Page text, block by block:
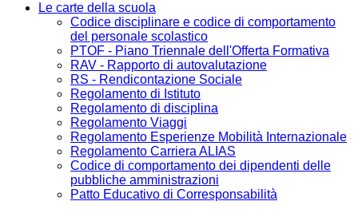
Le carte della scuola
Codice disciplinare e codice di comportamento
del personale scolastico
PTOF - Piano Triennale dell'Offerta Formativa
RAV - Rapporto di autovalutazione
RS - Rendicontazione Sociale
Regolamento di Istituto
Regolamento di disciplina
Regolamento Viaggi
Regolamento Esperienze Mobilità Internazionale
Regolamento Carriera ALIAS
Codice di comportamento dei dipendenti delle
pubbliche amministrazioni
Patto Educativo di Corresponsabilità